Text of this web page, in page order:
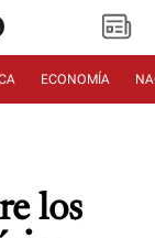
ECONOMÍA
los